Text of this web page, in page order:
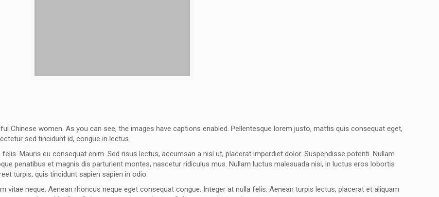
Chinese women. As you can see, the images have captions enabled. Pellentesque lorem justo, mattis quis consequat eget,
sed tincidunt id, congue in lectus.
Mauris eu consequat enim. Sed risus lectus, accumsan a nisl ut, placerat imperdiet dolor. Suspendisse potenti. Nullam
penatibus et magnis dis parturient montes, nascetur ridiculus mus. Nullam luctus malesuada nisi, in luctus eros lobortis
turpis, quis tincidunt sapien sapien in odio.
vitae neque. Aenean rhoncus neque eget consequat congue. Integer at nulla felis. Aenean turpis lectus, placerat et aliquam